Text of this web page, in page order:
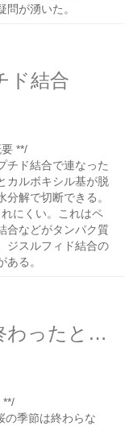
が湧いた。
ド結合
**/
チド結合で連なった
カルボキシル基が脱
解で切断できる。
にくい。これはペ
合などがタンパク質
ジスルフィド結合の
る。
今年の桜の季節がすでに終わったと思うのはもったいない
**/
の季節は終わらな